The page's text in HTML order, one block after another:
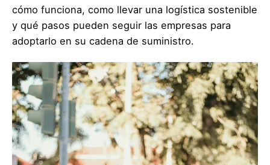
cómo funciona, como llevar una logística sostenible
y qué pasos pueden seguir las empresas para
adoptarlo en su cadena de suministro.